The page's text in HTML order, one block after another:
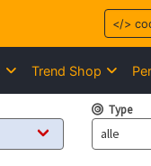
Trend Shop
Type